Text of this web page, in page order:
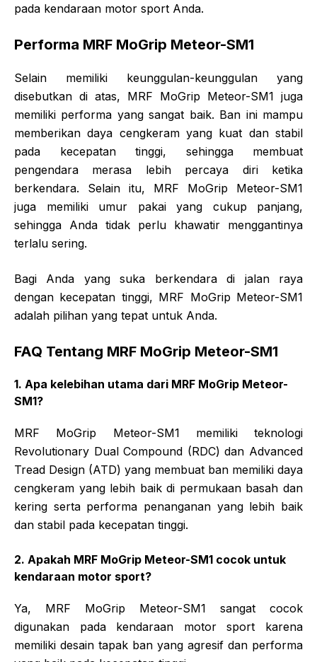
pada kendaraan motor sport Anda.
Performa MRF MoGrip Meteor-SM1
Selain memiliki keunggulan-keunggulan yang
disebutkan di atas, MRF MoGrip Meteor-SM1 juga
memiliki performa yang sangat baik. Ban ini mampu
memberikan daya cengkeram yang kuat dan stabil
pada kecepatan tinggi, sehingga membuat
pengendara merasa lebih percaya diri ketika
berkendara. Selain itu, MRF MoGrip Meteor-SM1
juga memiliki umur pakai yang cukup panjang,
sehingga Anda tidak perlu khawatir menggantinya
terlalu sering.
Bagi Anda yang suka berkendara di jalan raya
dengan kecepatan tinggi, MRF MoGrip Meteor-SM1
adalah pilihan yang tepat untuk Anda.
FAQ Tentang MRF MoGrip Meteor-SM1
1. Apa kelebihan utama dari MRF MoGrip Meteor-
SM1?
MRF MoGrip Meteor-SM1 memiliki teknologi
Revolutionary Dual Compound (RDC) dan Advanced
Tread Design (ATD) yang membuat ban memiliki daya
cengkeram yang lebih baik di permukaan basah dan
kering serta performa penanganan yang lebih baik
dan stabil pada kecepatan tinggi.
2. Apakah MRF MoGrip Meteor-SM1 cocok untuk
kendaraan motor sport?
Ya, MRF MoGrip Meteor-SM1 sangat cocok
digunakan pada kendaraan motor sport karena
memiliki desain tapak ban yang agresif dan performa